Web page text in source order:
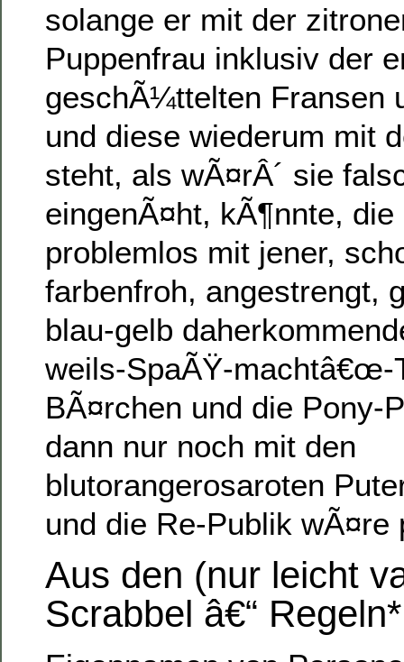
solange er mit der
Puppenfrau inklusiv der
geschÃ¼ttelten Fransen
und diese wiederum mit
steht, als wÃ¤rÂ´ sie
eingenÃ¤ht, kÃ¶nnte,
problemlos mit jener,
farbenfroh, angestrengt,
blau-gelb
weils-SpaÃŸ-machtâ€œ-
BÃ¤rchen und die Pony-
dann nur noch mit den
blutorangerosaroten
und die Re-Publik wÃ¤re
Aus den (nur leicht
Scrabbel â€“ Regeln*